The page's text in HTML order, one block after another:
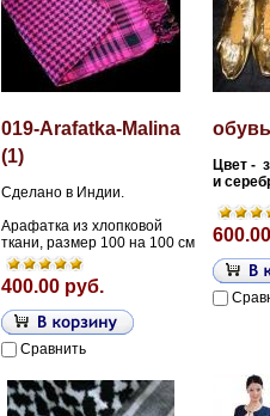
019-Arafatka-Malina
(1)
Сделано в Индии.
Арафатка из хлопковой
ткани, размер 100 на 100 см
400.00 руб.
Сравнить
Цвет -
и